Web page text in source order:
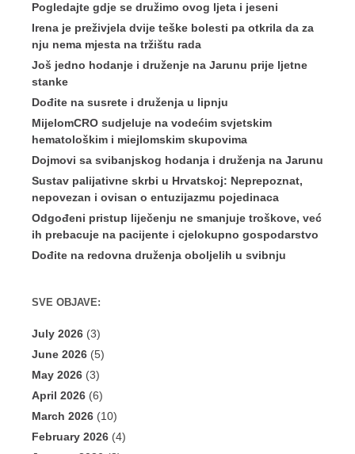
Pogledajte gdje se družimo ovog ljeta i jeseni
Irena je preživjela dvije teške bolesti pa otkrila da za
nju nema mjesta na tržištu rada
Još jedno hodanje i druženje na Jarunu prije ljetne
stanke
Dođite na susrete i druženja u lipnju
MijelomCRO sudjeluje na vodećim svjetskim
hematološkim i miejlomskim skupovima
Dojmovi sa svibanjskog hodanja i druženja na Jarunu
Sustav palijativne skrbi u Hrvatskoj: Neprepoznat,
nepovezan i ovisan o entuzijazmu pojedinaca
Odgođeni pristup liječenju ne smanjuje troškove, već
ih prebacuje na pacijente i cjelokupno gospodarstvo
Dođite na redovna druženja oboljelih u svibnju
SVE OBJAVE:
July 2026 (3)
June 2026 (5)
May 2026 (3)
April 2026 (6)
March 2026 (10)
February 2026 (4)